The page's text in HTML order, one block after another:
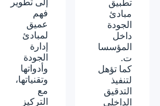
تطبيق
مبادئ
الجودة
داخل
المؤسسا
ت.
كما تؤهل
لتنفيذ
التدقيق
الداخلي
فهم
عميق
لمبادئ
إدارة
الجودة
وأدواتها
وتقنياتها،
مع
التركيز